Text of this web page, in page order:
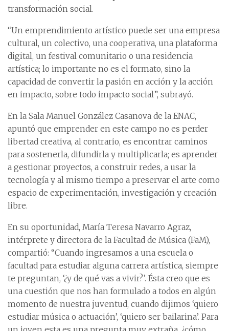
transformación social.
“Un emprendimiento artístico puede ser una empresa
cultural, un colectivo, una cooperativa, una plataforma
digital, un festival comunitario o una residencia
artística; lo importante no es el formato, sino la
capacidad de convertir la pasión en acción y la acción
en impacto, sobre todo impacto social”, subrayó.
En la Sala Manuel González Casanova de la ENAC,
apuntó que emprender en este campo no es perder
libertad creativa, al contrario, es encontrar caminos
para sostenerla, difundirla y multiplicarla; es aprender
a gestionar proyectos, a construir redes, a usar la
tecnología y al mismo tiempo a preservar el arte como
espacio de experimentación, investigación y creación
libre.
En su oportunidad, María Teresa Navarro Agraz,
intérprete y directora de la Facultad de Música (FaM),
compartió: “Cuando ingresamos a una escuela o
facultad para estudiar alguna carrera artística, siempre
te preguntan, ‘¿y de qué vas a vivir?’. Ésta creo que es
una cuestión que nos han formulado a todos en algún
momento de nuestra juventud, cuando dijimos ‘quiero
estudiar música o actuación’, ‘quiero ser bailarina’. Para